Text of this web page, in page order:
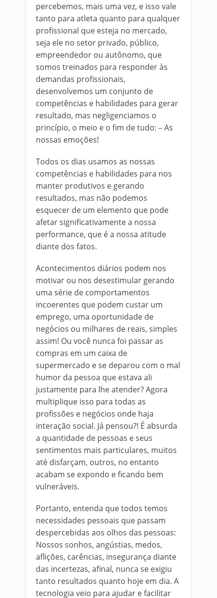
percebemos, mais uma vez, e isso vale
tanto para atleta quanto para qualquer
profissional que esteja no mercado,
seja ele no setor privado, público,
empreendedor ou autônomo, que
somos treinados para responder às
demandas profissionais,
desenvolvemos um conjunto de
competências e habilidades para gerar
resultado, mas negligenciamos o
princípio, o meio e o fim de tudo: – As
nossas emoções!
Todos os dias usamos as nossas
competências e habilidades para nos
manter produtivos e gerando
resultados, mas não podemos
esquecer de um elemento que pode
afetar significativamente a nossa
performance, que é a nossa atitude
diante dos fatos.
Acontecimentos diários podem nos
motivar ou nos desestimular gerando
uma série de comportamentos
incoerentes que podem custar um
emprego, uma oportunidade de
negócios ou milhares de reais, simples
assim! Ou você nunca foi passar as
compras em um caixa de
supermercado e se deparou com o mal
humor da pessoa que estava ali
justamente para lhe atender? Agora
multiplique isso para todas as
profissões e negócios onde haja
interação social. Já pensou?! É absurda
a quantidade de pessoas e seus
sentimentos mais particulares, muitos
até disfarçam, outros, no entanto
acabam se expondo e ficando bem
vulneráveis.
Portanto, entenda que todos temos
necessidades pessoais que passam
despercebidas aos olhos das pessoas:
Nossos sonhos, angústias, medos,
aflições, carências, insegurança diante
das incertezas, afinal, nunca se exigiu
tanto resultados quanto hoje em dia. A
tecnologia veio para ajudar e facilitar